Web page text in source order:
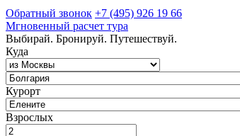
Обратный звонок +7 (495) 926 19 66
Мгновенный расчет тура
Выбирай. Бронируй. Путешествуй.
Куда
Курорт
Взрослых